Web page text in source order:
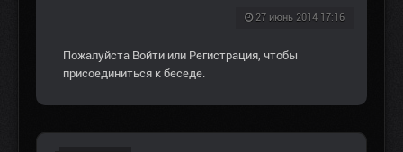
27 июнь 2014 17:16
Пожалуйста Войти или Регистрация, чтобы
присоединиться к беседе.